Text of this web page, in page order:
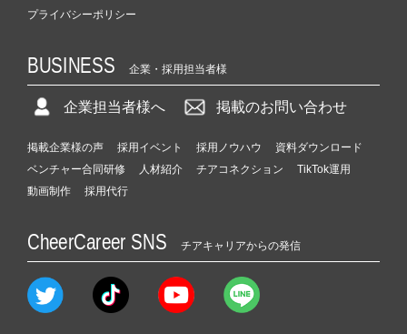
プライバシーポリシー
BUSINESS 企業・採用担当者様
企業担当者様へ 掲載のお問い合わせ
掲載企業様の声 採用イベント 採用ノウハウ
資料ダウンロード
ベンチャー合同研修
人材紹介 チアコネクション
TikTok運用
動画制作
採用代行
CheerCareer SNS チアキャリアからの発信